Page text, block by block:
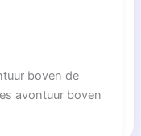
boven de
avontuur boven